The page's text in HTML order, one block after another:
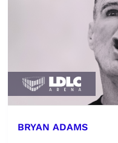
BRYAN ADAMS